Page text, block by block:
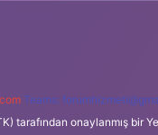
Teams:
tarafından onaylanmış